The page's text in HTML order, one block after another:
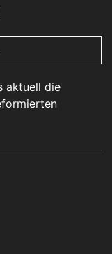
aktuell die